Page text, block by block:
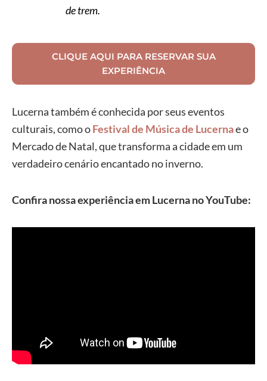
de trem.
CLIQUE AQUI PARA RESERVAR SUA
EXPERIÊNCIA
Lucerna também é conhecida por seus eventos
culturais, como oFestival de Música de Lucernae o
Mercado de Natal, que transforma a cidade em um
verdadeiro cenário encantado no inverno.
Confira nossa experiência em Lucerna no YouTube: